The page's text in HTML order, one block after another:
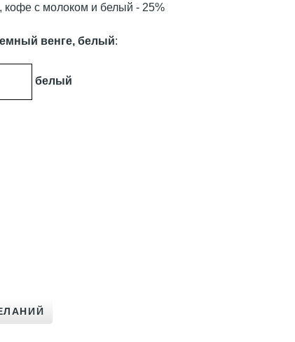
кофе с молоком и белый - 25%
венге, белый:
белый